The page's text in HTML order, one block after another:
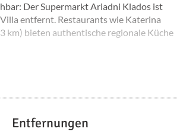
Der Supermarkt Ariadni Klados ist
entfernt. Restaurants wie Katerina
km) bieten authentische regionale Küche
von Rethymno ist 8 km entfernt,
Michalis 3,2 km. Der internationale
aus ruhiger Umgebung und der Nähe
Entfernungen